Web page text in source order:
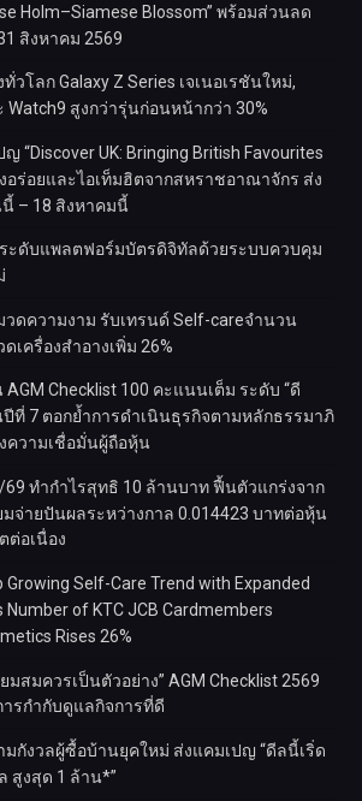
Holm–Siamese Blossom” พร้อมส่วนลด
สิงหาคม 2569
วโลก Galaxy Z Series เจเนอเรชันใหม่,
Watch9 สูงกว่ารุ่นก่อนหน้ากว่า 30%
“Discover UK: Bringing British Favourites
อร่อยและไอเท็มฮิตจากสหราชอาณาจักร ส่ง
– 18 สิงหาคมนี้
ะดับแพลตฟอร์มบัตรดิจิทัลด้วยระบบควบคุม
วดความงาม รับเทรนด์ Self-careจำนวน
เครื่องสำอางเพิ่ม 26%
AGM Checklist 100 คะแนนเต็ม ระดับ “ดี
ปีที่ 7 ตอกย้ำการดำเนินธุรกิจตามหลักธรรมาภิ
ความเชื่อมั่นผู้ถือหุ้น
69 ทำกำไรสุทธิ 10 ล้านบาท ฟื้นตัวแกร่งจาก
จ่ายปันผลระหว่างกาล 0.014423 บาทต่อหุ้น
ต่อเนื่อง
Growing Self-Care Trend with Expanded
Number of KTC JCB Cardmembers
Rises 26%
ยมสมควรเป็นตัวอย่าง” AGM Checklist 2569
รกำกับดูแลกิจการที่ดี
มกังวลผู้ซื้อบ้านยุคใหม่ ส่งแคมเปญ “ดีลนี้เริ่ด
สูงสุด 1 ล้าน*”